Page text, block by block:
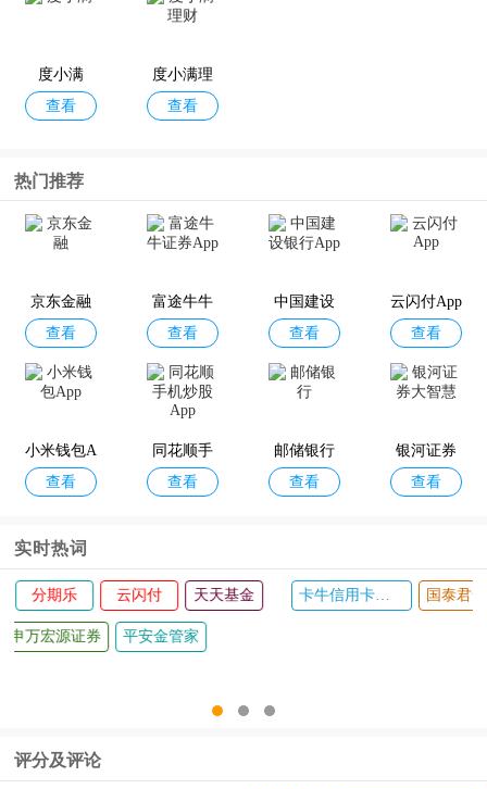
度小满
查看
度小满理
财
查看
热门推荐
京东金融
查看
富途牛牛
证券App
查看
中国建设
银行App
查看
云闪付App
查看
小米钱包A
pp
查看
同花顺手
机炒股App
查看
邮储银行
查看
银河证券
大智慧
查看
实时热词
工银融e联 牛股王股票 51信用卡管家
中泰齐富通 基金app推荐
和包支付
评分及评论